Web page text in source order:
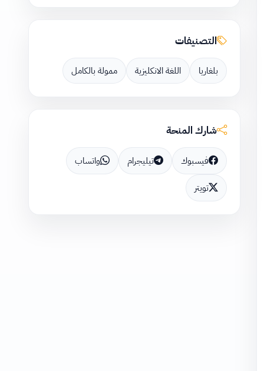
التصنيفات
بلغاريا اللغة الانكليزية ممولة بالكامل
شارك المنحة
فيسبوك تيليجرام واتساب
تويتر